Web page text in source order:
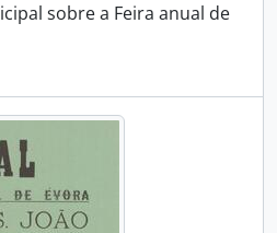
sobre a Feira anual de